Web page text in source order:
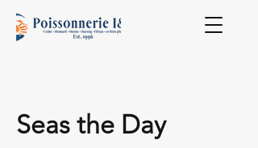
Seas the Day